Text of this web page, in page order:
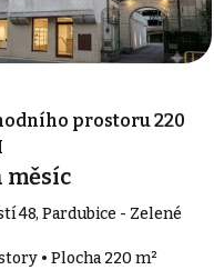
prostoru 220
měsíc
48, Pardubice - Zelené
• Plocha 220 m²